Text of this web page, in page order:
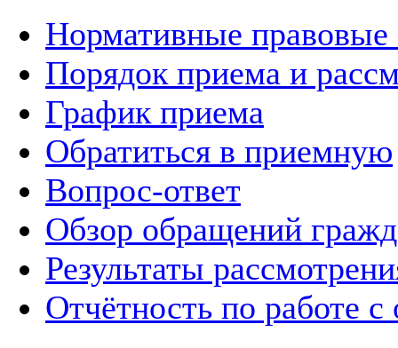
Нормативные правовые
Порядок приема и
График приема
Обратиться в приемную
Вопрос-ответ
Обзор обращений
Результаты
Отчётность по работе